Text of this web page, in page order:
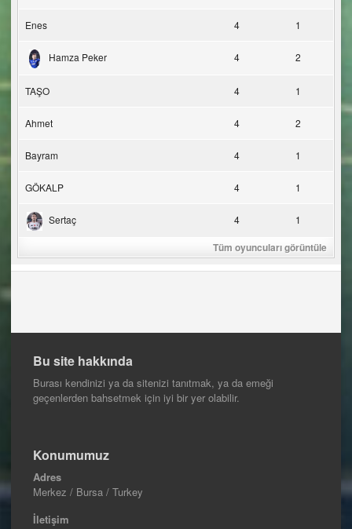
Enes 4 1
Hamza Peker 4 2
TAŞO 4 1
Ahmet 4 2
Bayram 4 1
GÖKALP 4 1
Sertaç 4 1
Tüm oyuncuları görüntüle
Bu site hakkında
Burası kendinizi ya da sitenizi tanıtmak, ya da emeği
geçenlerden bahsetmek için iyi bir yer olabilir.
Konumumuz
Adres
Merkez / Bursa / Turkey
İletişim